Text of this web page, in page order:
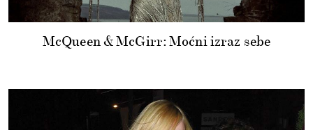
McQueen & McGirr: Moćni izraz sebe